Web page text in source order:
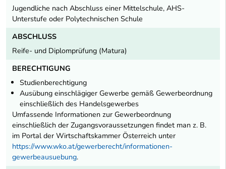
Jugendliche nach Abschluss einer Mittelschule, AHS-
Unterstufe oder Polytechnischen Schule
ABSCHLUSS
Reife- und Diplomprüfung (Matura)
BERECHTIGUNG
Studienberechtigung
Ausübung einschlägiger Gewerbe gemäß Gewerbeordnung
einschließlich des Handelsgewerbes
Umfassende Informationen zur Gewerbeordnung
einschließlich der Zugangsvoraussetzungen findet man z. B.
im Portal der Wirtschaftskammer Österreich unter
https://www.wko.at/gewerberecht/informationen-
gewerbeausuebung.